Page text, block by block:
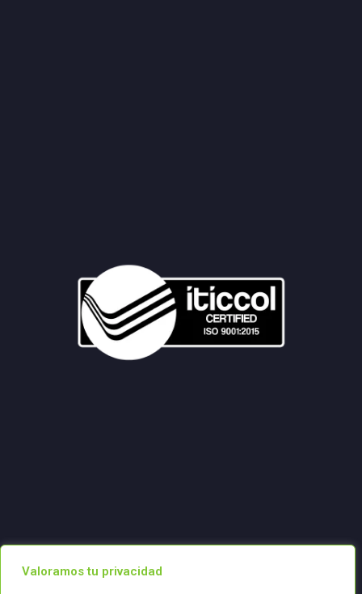
Valoramos tu privacidad